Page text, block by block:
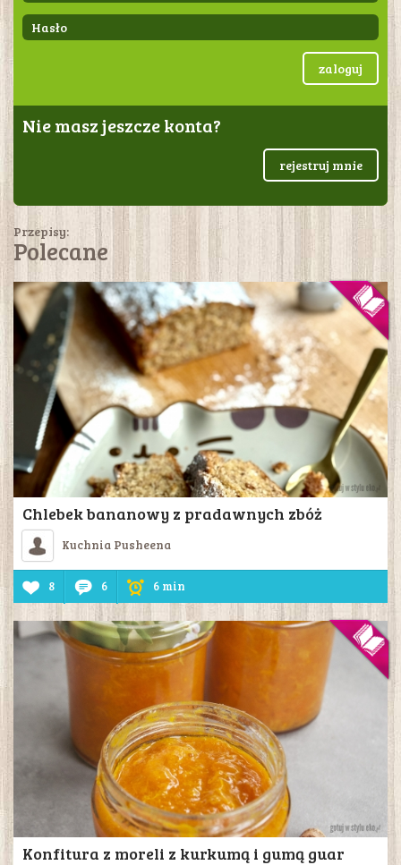
zaloguj
Nie masz jeszcze konta?
rejestruj mnie
Przepisy:
Polecane
Chlebek bananowy z pradawnych zbóż
Kuchnia Pusheena
8 6 6 min
Konfitura z moreli z kurkumą i gumą guar